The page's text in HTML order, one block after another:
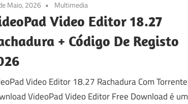
Maio, 2026 Multimedia
Video Editor 18.27
+ Código De Registo
Video Editor 18.27 Rachadura Com Torrente
VideoPad Video Editor Free Download é um